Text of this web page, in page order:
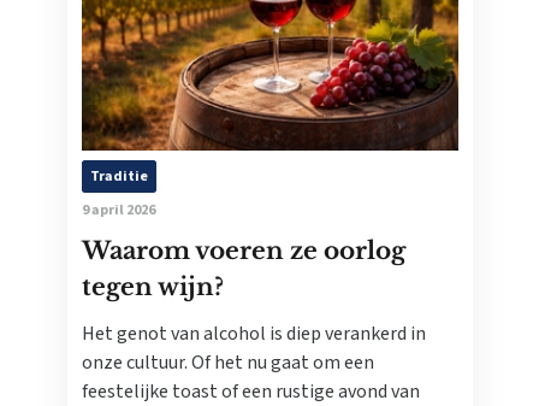
Traditie
9 april 2026
Waarom voeren ze oorlog
tegen wijn?
Het genot van alcohol is diep verankerd in
onze cultuur. Of het nu gaat om een
feestelijke toast of een rustige avond van